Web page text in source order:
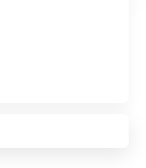
www.linkedin.com/in/